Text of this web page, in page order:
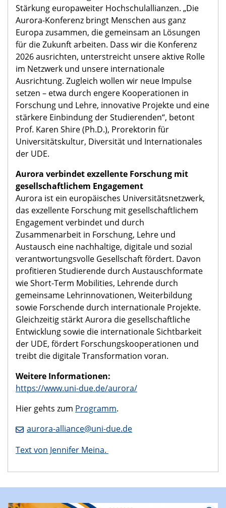
Sussex im Vereinigten Königreich zwei neue
Partner. Die UDE ist seit Beginn Teil des Netzwerks.
Mit der Konferenz verbindet sich ein zentrales Ziel:
die aktive Mitgestaltung der European Universities
Initiative, einer EU-geförderten Initiative zur
Stärkung europaweiter Hochschulallianzen. „Die
Aurora-Konferenz bringt Menschen aus ganz
Europa zusammen, die gemeinsam an Lösungen
für die Zukunft arbeiten. Dass wir die Konferenz
2026 ausrichten, unterstreicht unsere aktive Rolle
im Netzwerk und unsere internationale
Ausrichtung. Zugleich wollen wir neue Impulse
Forschung und Lehre, innovative Projekte und eine
stärkere Einbindung der Studierenden“, betont
Prof. Karen Shire (Ph.D.), Prorektorin für
Universitätskultur, Diversität und Internationales
der UDE.
Aurora verbindet exzellente Forschung mit
gesellschaftlichem Engagement
Aurora ist ein europäisches Universitätsnetzwerk,
das exzellente Forschung mit gesellschaftlichem
Engagement verbindet und durch
Zusammenarbeit in Forschung, Lehre und
Austausch eine nachhaltige, digitale und sozial
verantwortungsvolle Gesellschaft fördert. Davon
profitieren Studierende durch Austauschformate
wie Short-Term Mobilities, Lehrende durch
sowie Forschende durch internationale Projekte.
Gleichzeitig stärkt Aurora die gesellschaftliche
Entwicklung sowie die internationale Sichtbarkeit
der UDE, fördert Forschungskooperationen und
treibt die digitale Transformation voran.
Weitere Informationen:
aurora-alliance@uni-due.de